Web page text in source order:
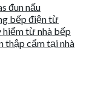
đun nấu
bếp điện từ
hiểm từ nhà bếp
thập cẩm tại nhà